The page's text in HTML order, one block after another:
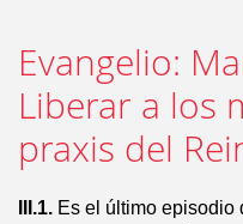
Evangelio:
Liberar a los
praxis del
III.1. Es el último episodio